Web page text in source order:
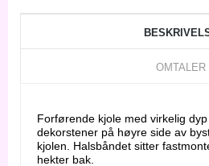
OMTALER
Forførende kjole med virkelig
dekorstener på høyre side av
kjolen. Halsbåndet sitter
hekter bak.